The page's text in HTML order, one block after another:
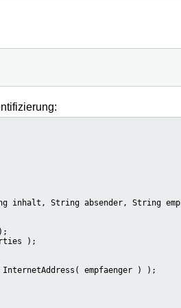
String absender, String
);
empfaenger ) );